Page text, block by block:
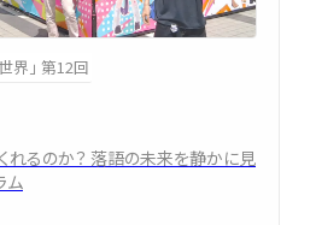
界」 第12回
れるのか？ 落語の未来を静かに見
ム